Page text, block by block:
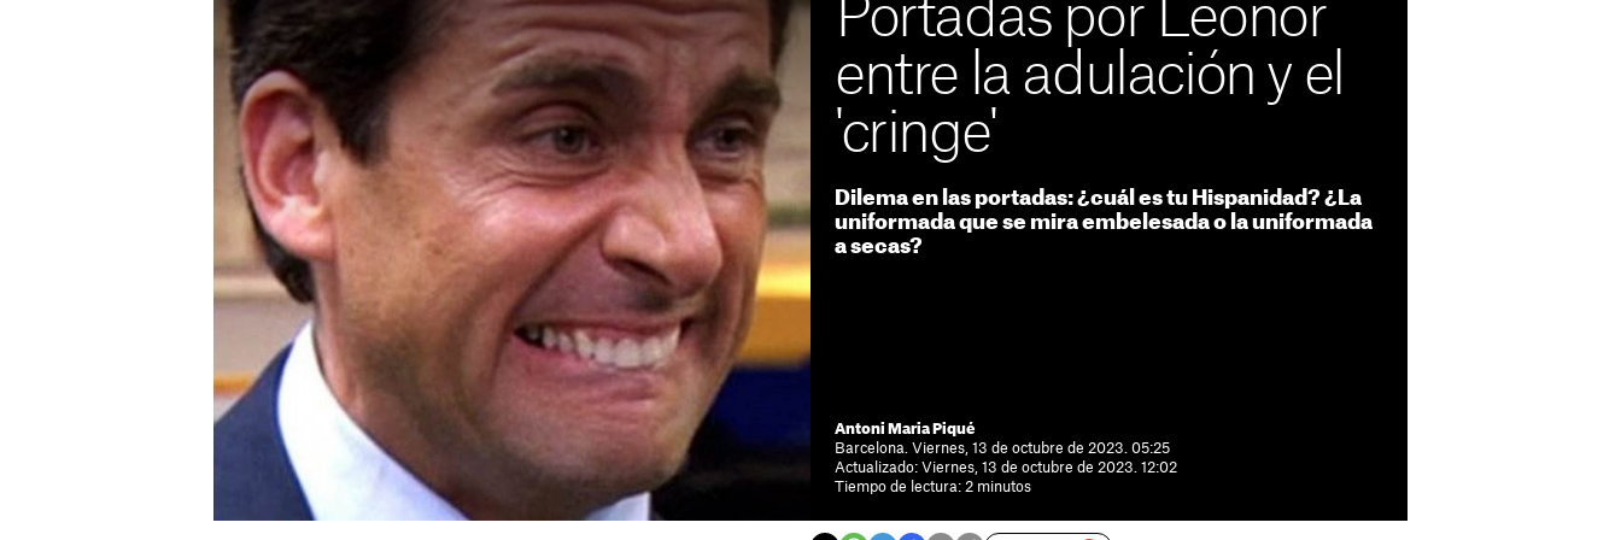
Portadas por Leonor
entre la adulación y el
'cringe'
Dilema en las portadas: ¿cuál es tu Hispanidad? ¿La
uniformada que se mira embelesada o la uniformada
a secas?
Antoni Maria Piqué
Barcelona. Viernes, 13 de octubre de 2023. 05:25
Actualizado: Viernes, 13 de octubre de 2023. 12:02
Tiempo de lectura: 2 minutos